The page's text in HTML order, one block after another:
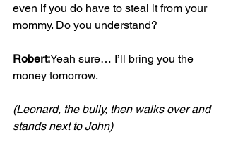
even if you do have to steal it from your
mommy. Do you understand?
Robert:Yeah sure… I’ll bring you the
money tomorrow.
(Leonard, the bully, then walks over and
stands next to John)